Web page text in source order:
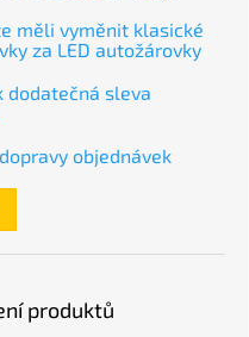
měli vyměnit klasické
za LED autožárovky
dodatečná sleva
objednávek
produktů